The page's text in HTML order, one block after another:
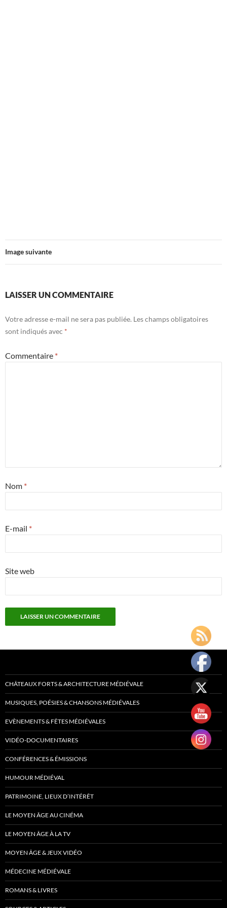
Image suivante
LAISSER UN COMMENTAIRE
Votre adresse e-mail ne sera pas publiée. Les champs obligatoires
sont indiqués avec *
Commentaire *
Nom *
E-mail *
Site web
CHÂTEAUX FORTS & ARCHITECTURE MÉDIÉVALE
MUSIQUES, POÉSIES & CHANSONS MÉDIÉVALES
EVÈNEMENTS & FÊTES MÉDIÉVALES
VIDÉO-DOCUMENTAIRES
CONFÉRENCES & ÉMISSIONS
HUMOUR MÉDIÉVAL
PATRIMOINE, LIEUX D’INTÉRÊT
LE MOYEN ÂGE AU CINÉMA
LE MOYEN ÂGE À LA TV
MOYEN ÂGE & JEUX VIDÉO
MÉDECINE MÉDIÉVALE
ROMANS & LIVRES